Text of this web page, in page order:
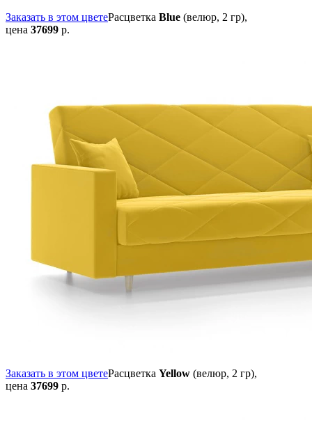
Заказать в этом цветеРасцветка Blue (велюр, 2 гр),
цена 37699 р.
Заказать в этом цветеРасцветка Yellow (велюр, 2 гр),
цена 37699 р.